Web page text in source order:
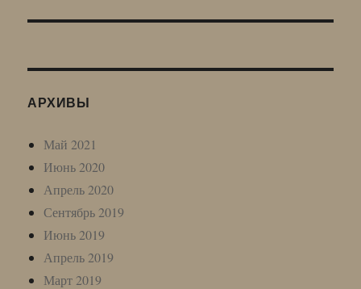
АРХИВЫ
Май 2021
Июнь 2020
Апрель 2020
Сентябрь 2019
Июнь 2019
Апрель 2019
Март 2019